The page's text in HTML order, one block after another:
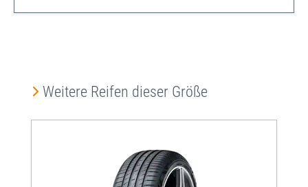
Produktgalerie überspringen
Weitere Reifen dieser Größe